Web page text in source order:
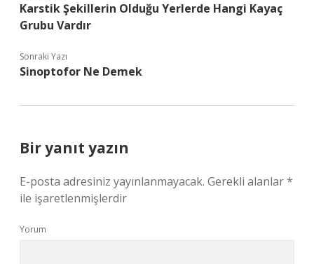
Karstik Şekillerin Olduğu Yerlerde Hangi Kayaç
Grubu Vardır
Sonraki Yazı
Sinoptofor Ne Demek
Bir yanıt yazın
E-posta adresiniz yayınlanmayacak. Gerekli alanlar*
ile işaretlenmişlerdir
Yorum